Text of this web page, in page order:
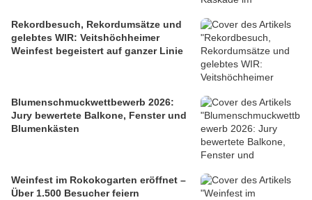
Rekordbesuch, Rekordumsätze und
gelebtes WIR: Veitshöchheimer
Weinfest begeistert auf ganzer Linie
Blumenschmuckwettbewerb 2026:
Jury bewertete Balkone, Fenster und
Blumenkästen
Weinfest im Rokokogarten eröffnet –
Über 1.500 Besucher feiern